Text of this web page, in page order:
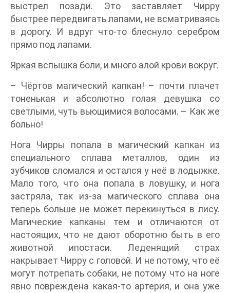
выстрел позади. Это заставляет Чирру
быстрее передвигать лапами, не всматриваясь
в дорогу. И вдруг что-то блеснуло серебром
прямо под лапами.
Яркая вспышка боли, и много алой крови вокруг.
– Чёртов магический капкан! – почти плачет
тоненькая и абсолютно голая девушка со
светлыми, чуть вьющимися волосами. – Как же
больно!
Нога Чирры попала в магический капкан из
специального сплава металлов, один из
зубчиков сломался и остался у неё в лодыжке.
Мало того, что она попала в ловушку, и нога
застряла, так из-за магического сплава она
теперь больше не может перекинуться в лису.
Магические капканы тем и отличаются от
настоящих, что не дают оборотню быть в его
животной ипостаси. Леденящий страх
накрывает Чирру с головой. И не потому, что её
могут потрепать собаки, не потому что на ноге
явно повреждена какая-то артерия, и она уже